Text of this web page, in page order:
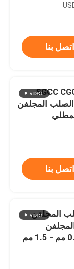
اتصل بنا
SGCC
الصلب المجلفن
اتصل بنا
المجلفن